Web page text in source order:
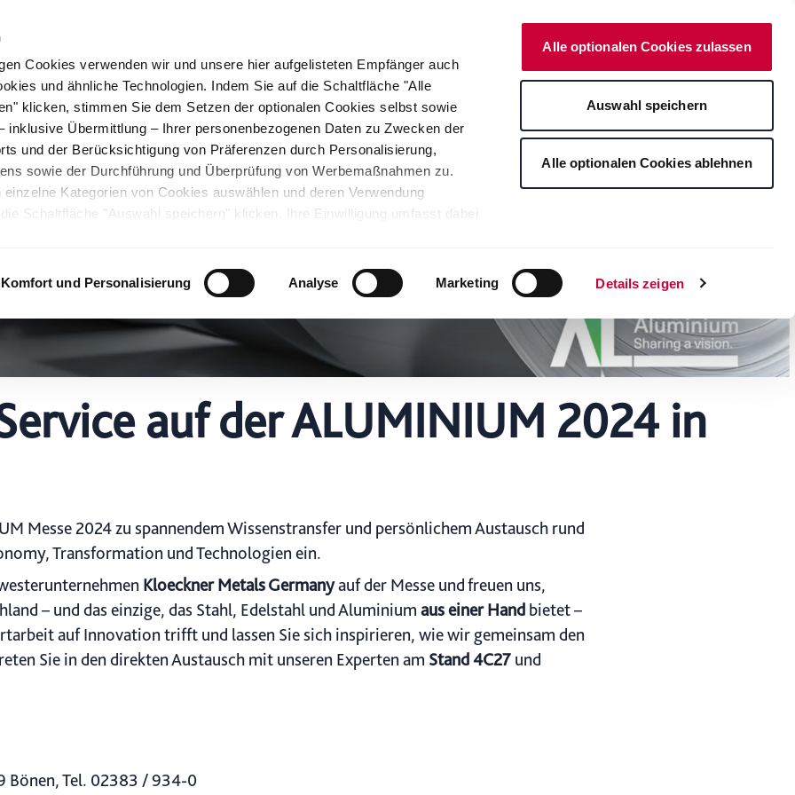
Cookies verwenden wir und unsere hier aufgelisteten Empfänger auch
und ähnliche Technologien. Indem Sie auf die Schaltfläche "Alle
klicken, stimmen Sie dem Setzen der optionalen Cookies selbst sowie
inklusive Übermittlung – Ihrer personenbezogenen Daten zu Zwecken der
und der Berücksichtigung von Präferenzen durch Personalisierung,
sowie der Durchführung und Überprüfung von Werbemaßnahmen zu.
Kategorien von Cookies auswählen und deren Verwendung
Schaltfläche "Auswahl speichern" klicken. Ihre Einwilligung umfasst dabei
können und Ihre Datenschutzrechte eingeschränkt sind. Weitere
Cookies und ähnlichen Technologien sowie zur Verarbeitung Ihrer
z.B. zu den verarbeiteten Daten, den Speicherdauern und den
Sie durch Anklicken von "Details zeigen" oder durch Aufrufen
, die am Ende der Webseite verlinkt ist, wählen und finden. Je nach den
einige Funktionen der Website nicht mehr zur Verfügung. Sie
mit Wirkung für die Zukunft in unserer Datenschutzerklärung oder
Komfort und Personalisierung Analyse Marketing Details zeigen
Alle optionalen Cookies zulassen
Auswahl speichern
Alle optionalen Cookies ablehnen
Grüne Lösungen Becker Gruppe Karriere Aktuelles & Medien
auf der ALUMINIUM 2024 in
Messe 2024 zu spannendem Wissenstransfer und persönlichem Austausch rund
Transformation und Technologien ein.
Kloeckner Metals Germanyauf der Messe und freuen uns,
– und das einzige, das Stahl, Edelstahl und Aluminium aus einer Hand bietet –
auf Innovation trifft und lassen Sie sich inspirieren, wie wir gemeinsam den
Sie in den direkten Austausch mit unseren Experten am Stand4C27 und
Bönen, Tel. 02383 / 934-0